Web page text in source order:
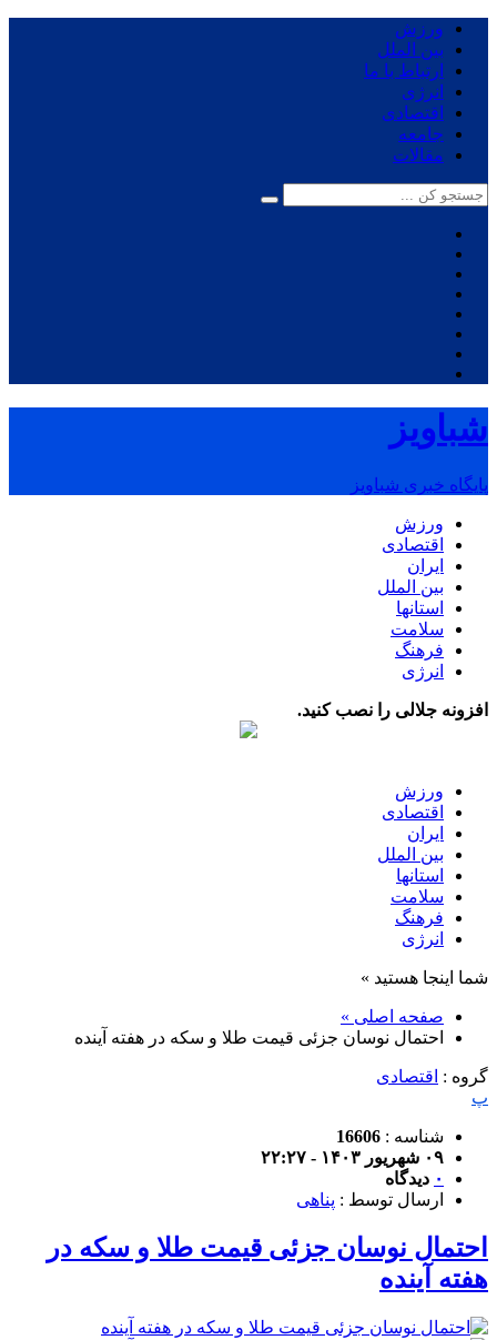
ورزش
بین الملل
ارتباط با ما
انرژی
اقتصادی
جامعه
مقالات
شباویز
پایگاه خبری شباویز
ورزش
اقتصادی
ایران
بین الملل
استانها
سلامت
فرهنگ
انرژی
افزونه جلالی را نصب کنید.
ورزش
اقتصادی
ایران
بین الملل
استانها
سلامت
فرهنگ
انرژی
شما اینجا هستید »
صفحه اصلی »
احتمال نوسان جزئی قیمت طلا و سکه در هفته آینده
گروه : اقتصادی
پ
شناسه : 16606
۰۹ شهریور ۱۴۰۳ - ۲۲:۲۷
۰ دیدگاه
ارسال توسط : پناهی
احتمال نوسان جزئی قیمت طلا و سکه در
هفته آینده